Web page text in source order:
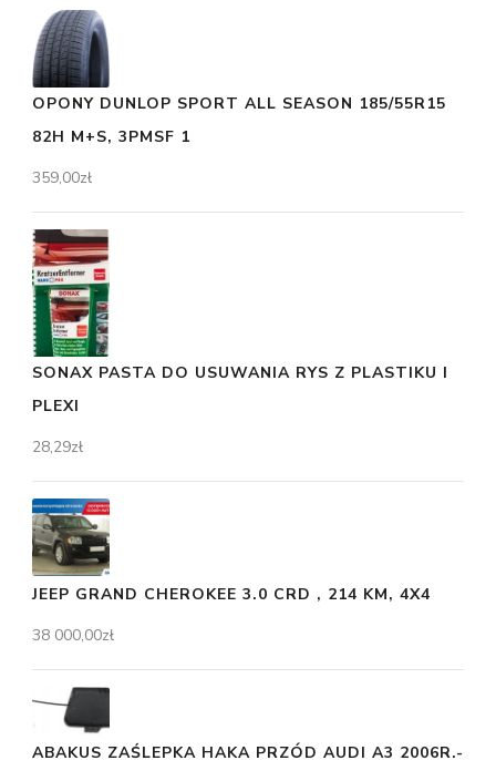
OPONY DUNLOP SPORT ALL SEASON 185/55R15
82H M+S, 3PMSF 1
359,00zł
SONAX PASTA DO USUWANIA RYS Z PLASTIKU I
PLEXI
28,29zł
JEEP GRAND CHEROKEE 3.0 CRD , 214 KM, 4X4
38 000,00zł
ABAKUS ZAŚLEPKA HAKA PRZÓD AUDI A3 2006R.-